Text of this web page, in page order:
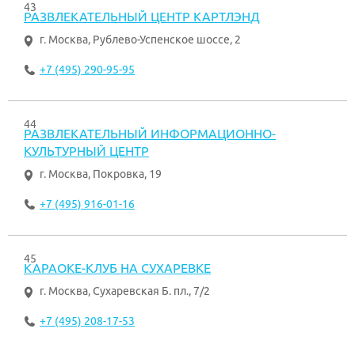
43
РАЗВЛЕКАТЕЛЬНЫЙ ЦЕНТР КАРТЛЭНД
г. Москва, Рублево-Успенское шоссе, 2
+7 (495) 290-95-95
44
РАЗВЛЕКАТЕЛЬНЫЙ ИНФОРМАЦИОННО-
КУЛЬТУРНЫЙ ЦЕНТР
г. Москва, Покровка, 19
+7 (495) 916-01-16
45
КАРАОКЕ-КЛУБ НА СУХАРЕВКЕ
г. Москва, Сухаревская Б. пл., 7/2
+7 (495) 208-17-53